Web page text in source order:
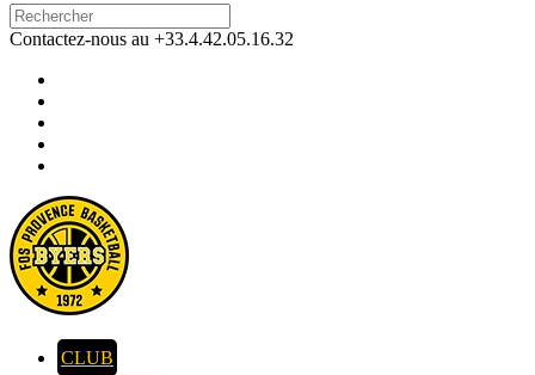
Contactez-nous au +33.4.42.05.16.32
CLUB